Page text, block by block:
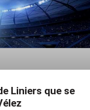
Liniers que se